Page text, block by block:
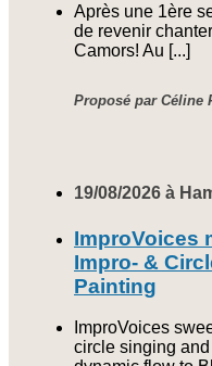
Après une 1ère
de revenir
Camors! Au [...]
Proposé par Céline
19/08/2026 à
ImproVoices
Impro- &
Painting
ImproVoices
circle singing